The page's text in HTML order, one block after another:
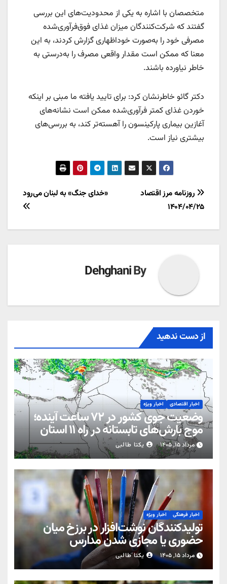
متخصصان با اشاره به یکی از محدودیت‌های این بررسی
گفتند که شرکت‌کنندگان میزان غذای فوق‌فرآوری‌شده
مصرفی خود را به‌صورت خوداظهاری گزارش کردند، به این
معنا که ممکن است مقدار واقعی مصرف را به‌درستی به‌
خاطر نیاورده باشند.
دکتر گائو خاطرنشان کرد: برای تایید یافته ما مبنی بر اینکه
خوردن غذای کمتر فرآوری‌شده ممکن است نشانه‌های
آغازین بیماری پارکینسون را آهسته‌تر کند، به بررسی‌های
بیشتری نیاز است.
راهبری
نوشته
«خدای جنگ» به لبنان می‌رود
روزنامه مرز اقتصاد
۱۴۰۴/۰۴/۲۵
By
Dehghani
از دست ندهید
اخبار اقتصادی اخبار ویژه
وضعیت جوی کشور در ۷۲ ساعت آینده؛
موج بارش‌های تابستانه در راه ۱۱ استان
مرداد ۱۵, ۱۴۰۵ یکتا طالبی
اخبار فرهنگی اخبار ویژه
تولیدکنندگان نوشت‌افزار در برزخ میان
حضوری یا مجازی شدن مدارس
مرداد ۱۵, ۱۴۰۵ یکتا طالبی